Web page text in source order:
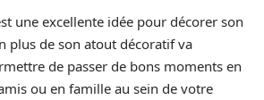
une excellente idée pour décorer son
plus de son atout décoratif va
de passer de bons moments en
ou en famille au sein de votre